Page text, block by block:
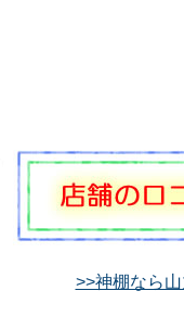
>>神棚なら